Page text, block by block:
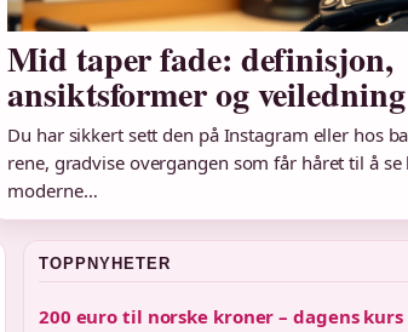
Mid taper fade: definisjon,
ansiktsformer og veiledning
Du har sikkert sett den på Instagram eller hos
rene, gradvise overgangen som får håret til å
moderne…
TOPPNYHETER
200 euro til norske kroner – dagens